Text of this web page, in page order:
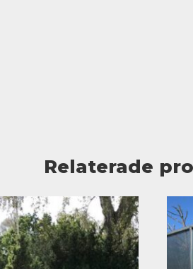
Relaterade